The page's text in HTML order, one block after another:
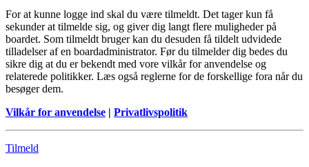
For at kunne logge ind skal du være tilmeldt. Det tager kun få
sekunder at tilmelde sig, og giver dig langt flere muligheder på
boardet. Som tilmeldt bruger kan du desuden få tildelt udvidede
tilladelser af en boardadministrator. Før du tilmelder dig bedes du
sikre dig at du er bekendt med vore vilkår for anvendelse og
relaterede politikker. Læs også reglerne for de forskellige fora når du
besøger dem.
Vilkår for anvendelse | Privatlivspolitik
Tilmeld